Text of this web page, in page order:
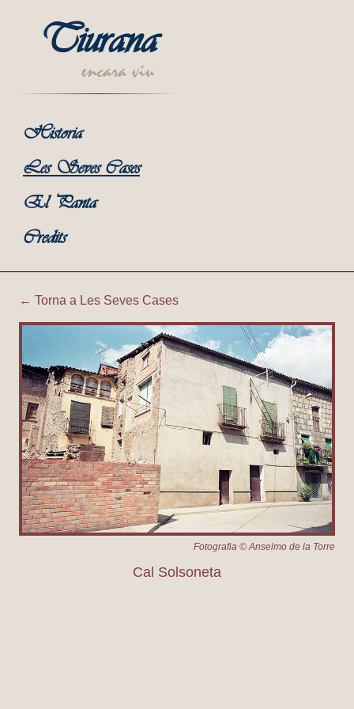
Tiurana
encara viu
Historia
Les Seves Cases
El Panta
Credits
Tiurana | Cal Solsoneta
← Torna a Les Seves Cases
Fotografia © Anselmo de la Torre
Cal Solsoneta